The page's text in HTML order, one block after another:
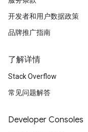
开发者和用户数据政策
品牌推广指南
了解详情
Stack Overflow
常见问题解答
Developer Consoles